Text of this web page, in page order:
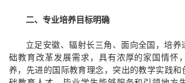
二、专业培养目标明确
立足安徽、辐射长三角、面向全国，培养
础教育改革发展需求，具有浓厚的家国情怀
养，先进的国际教育理念，突出的教学实践和